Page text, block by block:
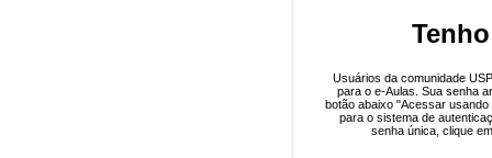
Usuários da comunidade
para o e-Aulas. Sua senha
botão abaixo "Acessar
para o sistema de
senha única, clique